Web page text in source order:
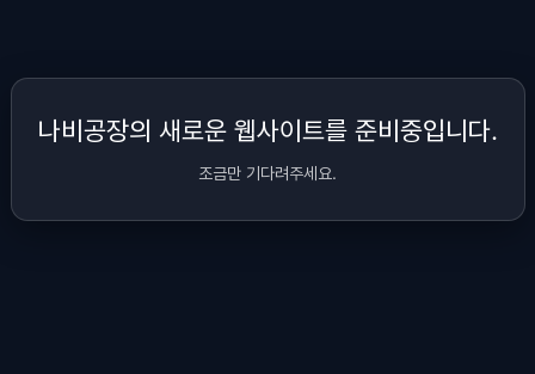
나비공장의 새로운 웹사이트를 준비중입니다.
조금만 기다려주세요.